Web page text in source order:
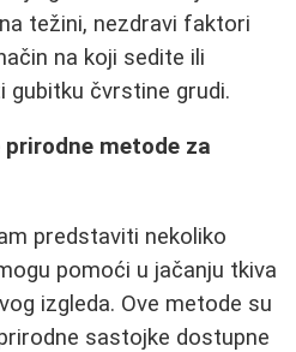
težini, nezdravi faktori
na koji sedite ili
gubitku čvrstine grudi.
metode za
predstaviti nekoliko
pomoći u jačanju tkiva
izgleda. Ove metode su
sastojke dostupne